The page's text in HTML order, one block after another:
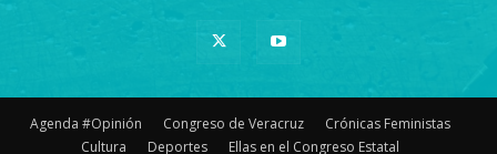
Agenda #Opinión Congreso de Veracruz
Crónicas Feministas
Cultura
Deportes Ellas en el Congreso Estatal